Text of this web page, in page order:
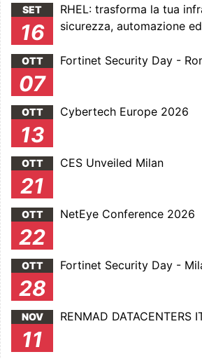
SET
16
RHEL: trasforma la tua
sicurezza, automazione
OTT
07
Fortinet Security Day -
OTT
13
Cybertech Europe 2026
OTT
21
CES Unveiled Milan
OTT
22
NetEye Conference 2026
OTT
28
Fortinet Security Day -
NOV
11
RENMAD DATACENTERS